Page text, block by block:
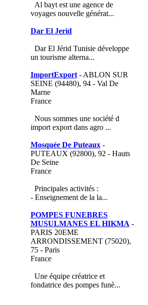
Al bayt est une agence de
voyages nouvelle générat...
Dar El Jerid
Dar El Jérid Tunisie développe
un tourisme alterna...
ImportExport- ABLON SUR
SEINE (94480), 94 - Val De
Marne
France
Nous sommes une société d
import export dans agro ...
Mosquée De Puteaux-
PUTEAUX (92800), 92 - Hauts
De Seine
France
Principales activités :
- Enseignement de la la...
POMPES FUNEBRES
MUSULMANES EL HIKMA -
PARIS 20EME
ARRONDISSEMENT (75020),
75 - Paris
France
Une équipe créatrice et
fondatrice des pompes funè...